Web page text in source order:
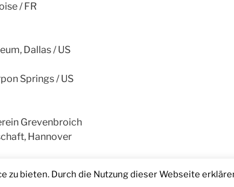
/ FR
Dallas / US
Springs / US
Grevenbroich
Hannover
Arithmeum, Bonn
zu bieten. Durch die Nutzung dieser Webseite